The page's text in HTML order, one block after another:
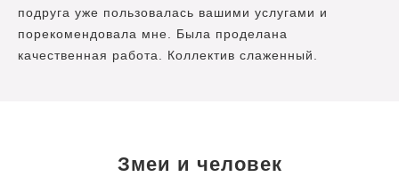
подруга уже пользовалась вашими услугами и
порекомендовала мне. Была проделана
качественная работа. Коллектив слаженный.
Змеи и человек